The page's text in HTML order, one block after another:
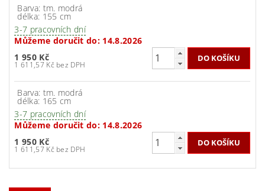
Barva: tm. modrá
délka: 155 cm
3-7 pracovních dní
Můžeme doručit do: 14.8.2026
1 950 Kč
1 611,57 Kč bez DPH
Barva: tm. modrá
délka: 165 cm
3-7 pracovních dní
Můžeme doručit do: 14.8.2026
1 950 Kč
1 611,57 Kč bez DPH